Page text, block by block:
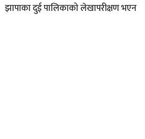
झापाका दुई पालिकाको लेखापरीक्षण भएन